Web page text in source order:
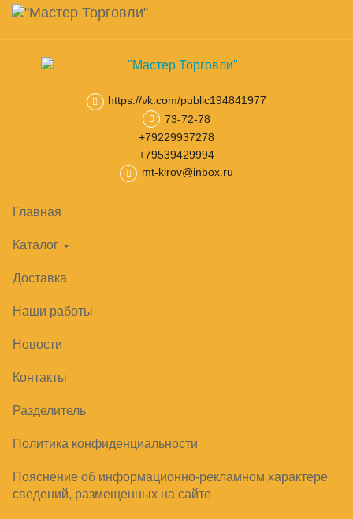
Skip
main
content
Навигация
https://vk.com/public194841977
73-72-78
+79229937278
+79539429994
mt-kirov@inbox.ru
Главная
Каталог
Доставка
Наши работы
Новости
Контакты
Разделитель
Политика конфиденциальности
Пояснение об информационно-рекламном характере
сведений, размещенных на сайте
Корзина
товар(ов)
Тепловое оборудование
ПЕЧЬ КОНВЕЙЕРНАЯ ABAT ПЭК-600 С
ДВЕРЦЕЙ